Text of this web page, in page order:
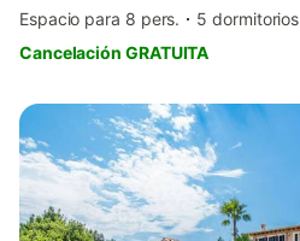
Espacio para 8 pers. 5 dormitorios
Cancelación GRATUITA